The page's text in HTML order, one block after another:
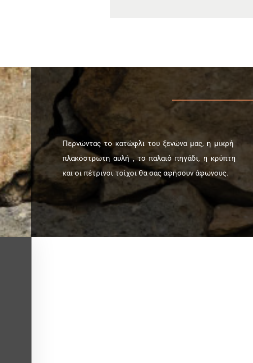
Περνώντας το κατώφλι του ξενώνα μας, η μικρή
πλακόστρωτη αυλή , το παλαιό πηγάδι, η κρύπτη
και οι πέτρινοι τοίχοι θα σας αφήσουν άφωνους.